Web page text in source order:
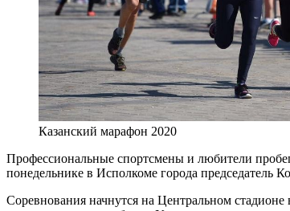
Казанский марафон 2020
Профессиональные спортсмены и любители
понедельнике в Исполкоме города председатель
Соревнования начнутся на Центральном